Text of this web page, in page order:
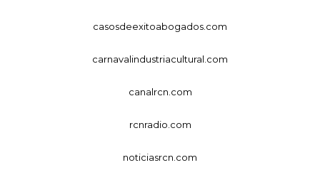
casosdeexitoabogados.com
carnavalindustriacultural.com
canalrcn.com
rcnradio.com
noticiasrcn.com